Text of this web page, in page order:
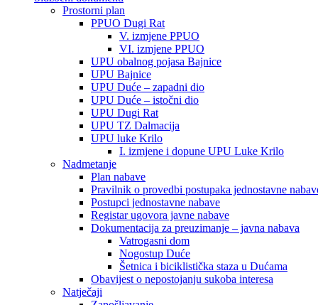
Prostorni plan
PPUO Dugi Rat
V. izmjene PPUO
VI. izmjene PPUO
UPU obalnog pojasa Bajnice
UPU Bajnice
UPU Duće – zapadni dio
UPU Duće – istočni dio
UPU Dugi Rat
UPU TZ Dalmacija
UPU luke Krilo
I. izmjene i dopune UPU Luke Krilo
Nadmetanje
Plan nabave
Pravilnik o provedbi postupaka jednostavne
Postupci jednostavne nabave
Registar ugovora javne nabave
Dokumentacija za preuzimanje – javna nabava
Vatrogasni dom
Nogostup Duće
Šetnica i biciklistička staza u Dućama
Obavijest o nepostojanju sukoba interesa
Natječaji